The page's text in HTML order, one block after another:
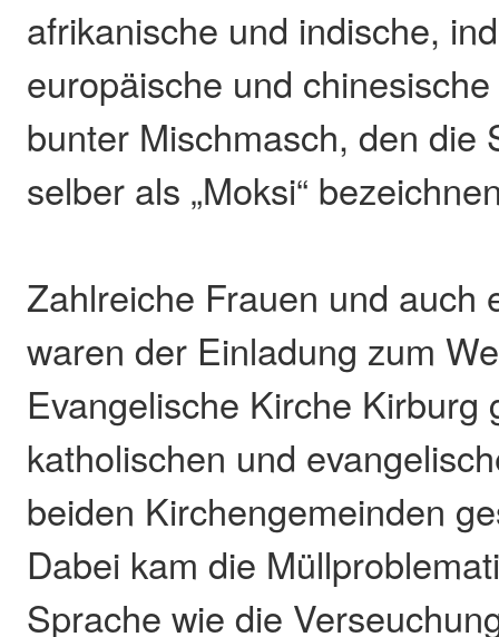
afrikanische und indische,
europäische und
bunter Mischmasch, den die
selber als „Moksi“
Zahlreiche Frauen und auch
waren der Einladung zum
Evangelische Kirche Kirburg
katholischen und
beiden Kirchengemeinden
Dabei kam die
Sprache wie die